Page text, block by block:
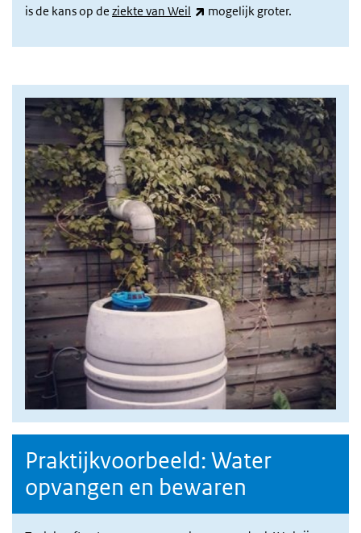
is de kans op de ziekte van Weil (externe link)
mogelijk groter.
Foto regenton
Praktijkvoorbeeld: Water
opvangen en bewaren